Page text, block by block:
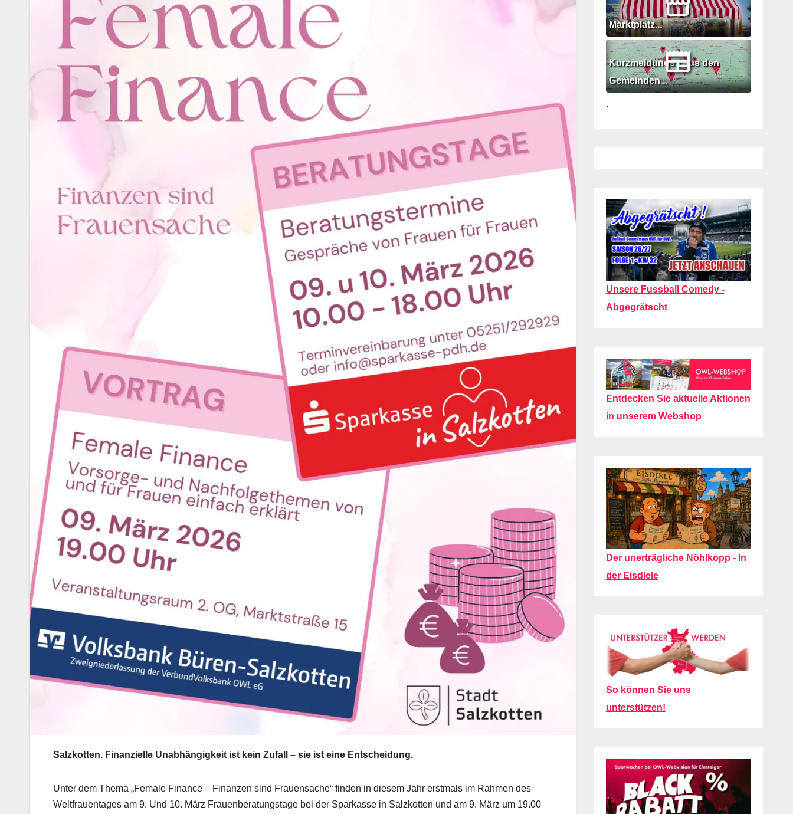
Salzkotten. Finanzielle Unabhängigkeit ist kein Zufall – sie ist eine Entscheidung.
Unter dem Thema „Female Finance – Finanzen sind Frauensache“ finden in diesem Jahr erstmals im Rahmen des
Weltfrauentages am 9. Und 10. März Frauenberatungstage bei der Sparkasse in Salzkotten und am 9. März um 19.00
Marktplatz...
Kurzmeldungen aus den
Gemeinden...
.
Unsere Fussball Comedy -
Abgegrätscht
Entdecken Sie aktuelle Aktionen
in unserem Webshop
Der unerträgliche Nöhlkopp - In
der Eisdiele
So können Sie uns
unterstützen!